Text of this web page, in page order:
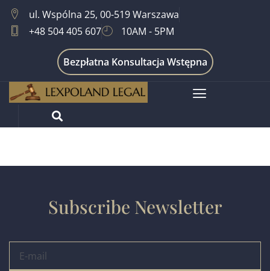
ul. Wspólna 25, 00-519 Warszawa
+48 504 405 607
10AM - 5PM
Bezpłatna Konsultacja Wstępna
Subscribe Newsletter